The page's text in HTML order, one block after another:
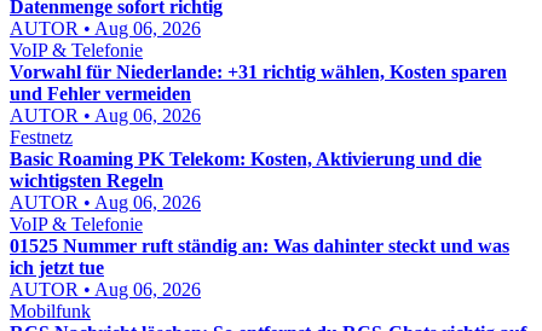
Datenmenge sofort richtig
AUTOR • Aug 06, 2026
VoIP & Telefonie
Vorwahl für Niederlande: +31 richtig wählen, Kosten sparen
und Fehler vermeiden
AUTOR • Aug 06, 2026
Festnetz
Basic Roaming PK Telekom: Kosten, Aktivierung und die
wichtigsten Regeln
AUTOR • Aug 06, 2026
VoIP & Telefonie
01525 Nummer ruft ständig an: Was dahinter steckt und was
ich jetzt tue
AUTOR • Aug 06, 2026
Mobilfunk